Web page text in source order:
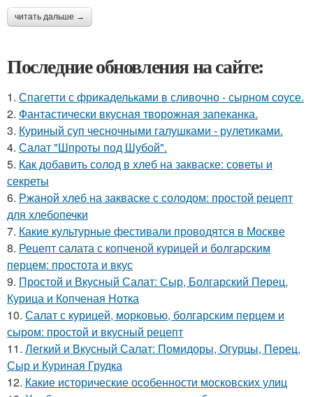
читать дальше →
Последние обновления на сайте:
1. Спагетти с фрикадельками в сливочно - сырном соусе.
2. Фантастически вкусная творожная запеканка.
3. Куриный суп чесночными галушками - рулетиками.
4. Салат "Шпроты под Шубой".
5. Как добавить солод в хлеб на закваске: советы и
секреты
6. Ржаной хлеб на закваске с солодом: простой рецепт
для хлебопечки
7. Какие культурные фестивали проводятся в Москве
8. Рецепт салата с копченой курицей и болгарским
перцем: простота и вкус
9. Простой и Вкусный Салат: Сыр, Болгарский Перец,
Курица и Копченая Нотка
10. Салат с курицей, морковью, болгарским перцем и
сыром: простой и вкусный рецепт
11. Легкий и Вкусный Салат: Помидоры, Огурцы, Перец,
Сыр и Куриная Грудка
12. Какие исторические особенности московских улиц